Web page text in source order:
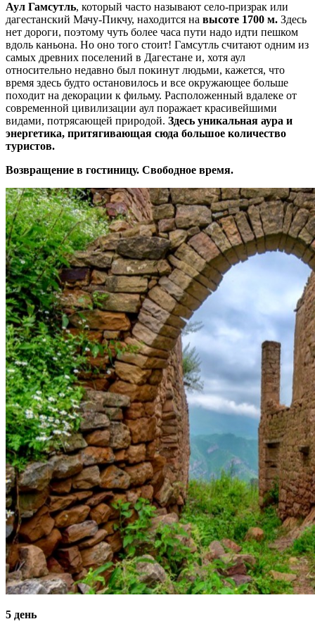
Аул Гамсутль, который часто называют село-призрак или
дагестанский Мачу-Пикчу, находится на высоте 1700 м. Здесь
нет дороги, поэтому чуть более часа пути надо идти пешком
вдоль каньона. Но оно того стоит! Гамсутль считают одним из
самых древних поселений в Дагестане и, хотя аул
относительно недавно был покинут людьми, кажется, что
время здесь будто остановилось и все окружающее больше
походит на декорации к фильму. Расположенный вдалеке от
современной цивилизации аул поражает красивейшими
видами, потрясающей природой. Здесь уникальная аура и
энергетика, притягивающая сюда большое количество
туристов.
Возвращение в гостиницу. Свободное время.
5 день